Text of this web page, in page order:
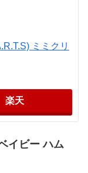
ミミクリ
楽天
イビー ハム